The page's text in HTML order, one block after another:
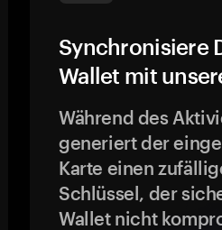
Synchronisiere
Wallet mit
Während des
generiert der
Karte einen
Schlüssel, der
Wallet nicht